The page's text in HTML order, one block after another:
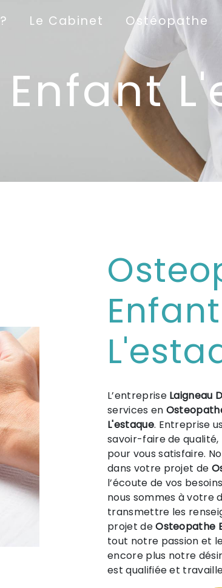
Le Cabinet Ostéopathe
L’entreprise Laigneau
services en
L'estaque. Entreprise
savoir-faire de
pour vous satisfaire.
dans votre projet de
l’écoute de vos
nous sommes à votre
transmettre les
projet deOsteopathe
tout notre passion et
encore plus notre
est qualifiée et